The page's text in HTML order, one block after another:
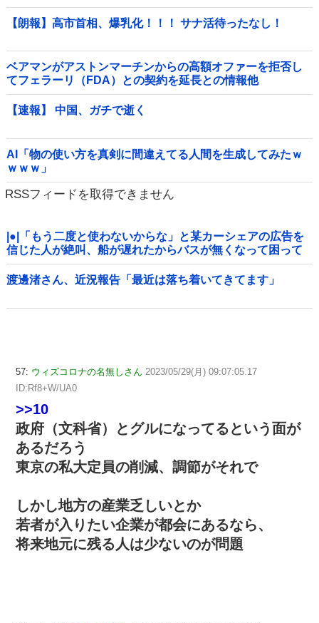
【朗報】高市首相、爆乳化！！！ サナ活待ったなし！
ベアマンがアストンマーチンからの高額オファーを拒否し
てフェラーリ（FDA）との契約を延長との情報他
【速報】 中国、ガチで逝く
AI「物の使い方を真剣に間違えてる人間を生成してみたｗ
ｗｗｗ」
RSSフィードを取得できません
|●|「もう二度と使わないからな」と某カーシェアの広告を
信じた人が絶叫、船が遅れたからバスが無くなって困って
たりこの看板が…
渡邊渚さん、近況報告「最近は落ち着いてきてます」
57: ウィズコロナの名無しさん 2023/05/29(月) 09:07:05.17
ID:Rf8+W/UA0
>>10
政府（文科省）とグルになってるという面が
あるだろう
東京の私大定員の削減、調節がそれで
しかし地方の産業乏しいとか
若者が入りたい企業が都会にあるなら、
将来地元に残る人は少ないのが問題